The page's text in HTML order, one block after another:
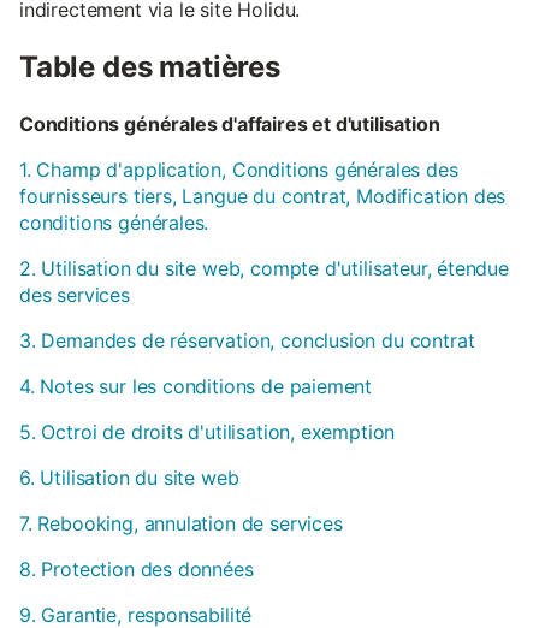
indirectement via le site Holidu.
Table des matières
Conditions générales d'affaires et d'utilisation
1. Champ d'application, Conditions générales des
fournisseurs tiers, Langue du contrat, Modification des
conditions générales.
2. Utilisation du site web, compte d'utilisateur, étendue
des services
3. Demandes de réservation, conclusion du contrat
4. Notes sur les conditions de paiement
5. Octroi de droits d'utilisation, exemption
6. Utilisation du site web
7. Rebooking, annulation de services
8. Protection des données
9. Garantie, responsabilité